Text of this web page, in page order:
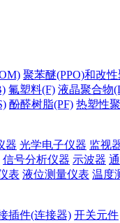
聚苯醚(PPO)和改
氟塑料(F) 液晶聚合物
酚醛树脂(PF) 热塑性
器 光学电子仪器 监视
信号分析仪器 示波器
表 液位测量仪表 温度
插件(连接器) 开关元件